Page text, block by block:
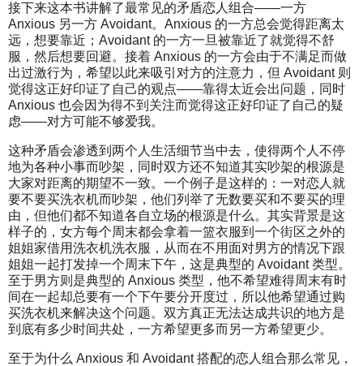
接下来这本书讲解了最常见的矛盾恋人组合——一方
Anxious 另一方 Avoidant。Anxious 的一方总会觉得距离太
远，想要靠近；Avoidant 的一方一旦被靠近了就觉得不舒
服，然后想要回避。接着 Anxious 的一方会由于不满足而做
出过激行为，希望以此来吸引对方的注意力，但 Avoidant 则
觉得这正好印证了自己的观点——靠得太近会出问题，同时
Anxious 也会因为得不到关注而觉得这正好印证了自己的疑
虑——对方可能不够爱我。
这种矛盾会渗透到两个人生活细节当中去，使得两个人不停
地为各种小事而吵架，同时双方还不知道其实吵架的根源是
大家对距离的期望不一致。一个例子是这样的：一对恋人就
要不要买洗衣机而吵架，他们列举了无数要买和不要买的理
由，但他们都不知道各自立场的根源是什么。其实背景是这
样子的，女方每个周末都会拿着一篮衣服到一个街区之外的
姐姐家借用洗衣机洗衣服，从而在不用面对男方的情况下跟
姐姐一起打发掉一个周末下午，这是典型的 Avoidant 类型。
至于男方则是典型的 Anxious 类型，他不希望难得周末有时
间在一起却总要有一个下午要分开度过，所以他希望通过购
买洗衣机来解决这个问题。双方真正无法达成共识的地方是
到底有多少时间共处，一方希望更多而另一方希望更少。
至于为什么 Anxious 和 Avoidant 搭配的恋人组合那么常见，